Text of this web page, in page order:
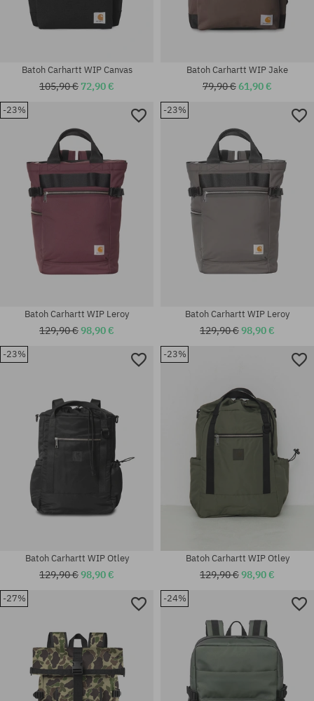
univerzálna veľkosť univerzálna veľkosť
Batoh Carhartt WIP Canvas
105,90 € 72,90 €
univerzálna veľkosť
Batoh Carhartt WIP Jake
79,90 €61,90 €
-23%
univerzálna veľkosť
Batoh Carhartt WIP Leroy
129,90 €98,90 €
-23%
univerzálna veľkosť
Batoh Carhartt WIP Leroy
129,90 €98,90 €
-23%
Batoh Carhartt WIP Otley
129,90 €98,90 €
-23%
Batoh Carhartt WIP Otley
129,90 €98,90 €
-27% -24%